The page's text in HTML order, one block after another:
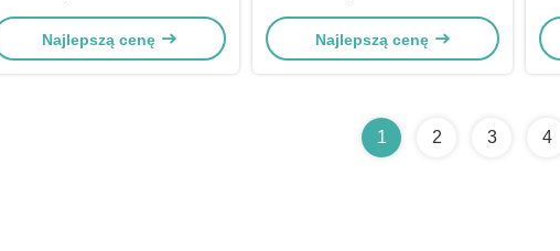
stołowa Talerz do karmienia
Dostosowane
Najlepszą cenę
Food Grade Self Feeding Bowl
Eco Friendly
Najlepszą cenę
1 2 3 4